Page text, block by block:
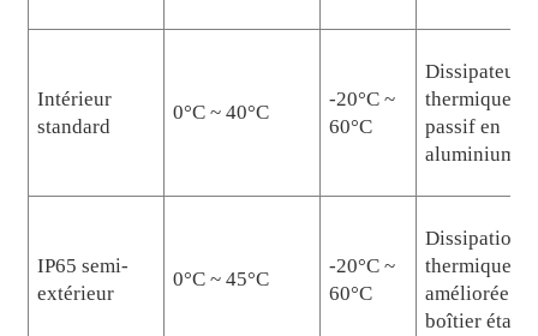
Intérieur
standard
0°C ~ 40°C
-20°C ~
60°C
Dissipateur
thermique
passif en
aluminium
IP65 semi-
extérieur
0°C ~ 45°C
-20°C ~
60°C
Dissipation
thermique
améliorée +
boîtier